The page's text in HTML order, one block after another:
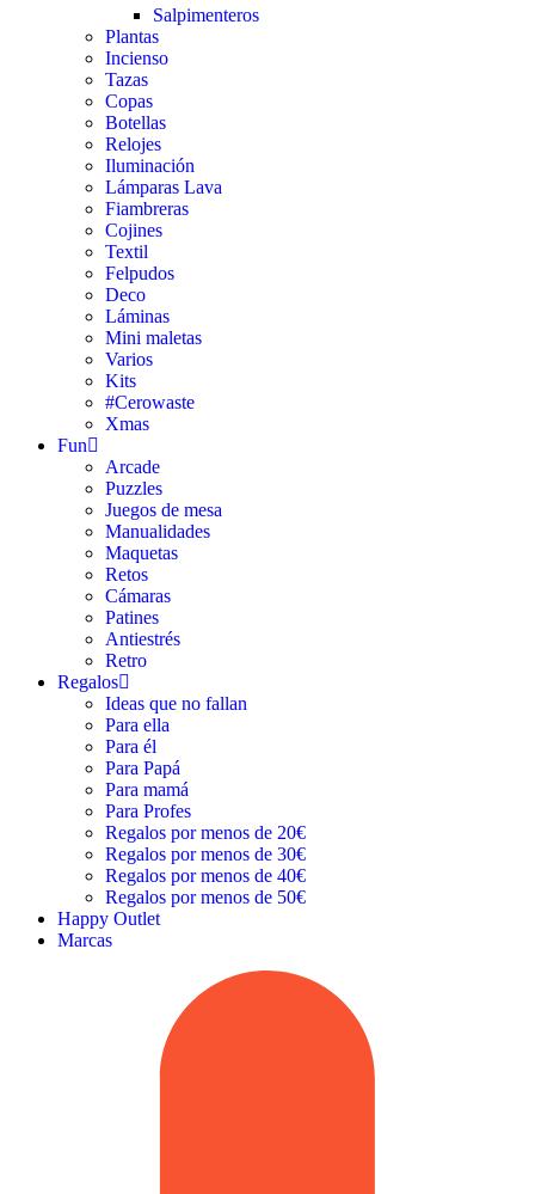
Salpimenteros
Plantas
Incienso
Tazas
Copas
Botellas
Relojes
Iluminación
Lámparas Lava
Fiambreras
Cojines
Textil
Felpudos
Deco
Láminas
Mini maletas
Varios
Kits
#Cerowaste
Xmas
Fun
Arcade
Puzzles
Juegos de mesa
Manualidades
Maquetas
Retos
Cámaras
Patines
Antiestrés
Retro
Regalos
Ideas que no fallan
Para ella
Para él
Para Papá
Para mamá
Para Profes
Regalos por menos de 20€
Regalos por menos de 30€
Regalos por menos de 40€
Regalos por menos de 50€
Happy Outlet
Marcas